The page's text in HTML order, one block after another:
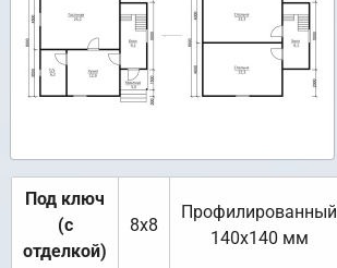
Под ключ
(с
отделкой)
8х8
Профилированный
140х140 мм